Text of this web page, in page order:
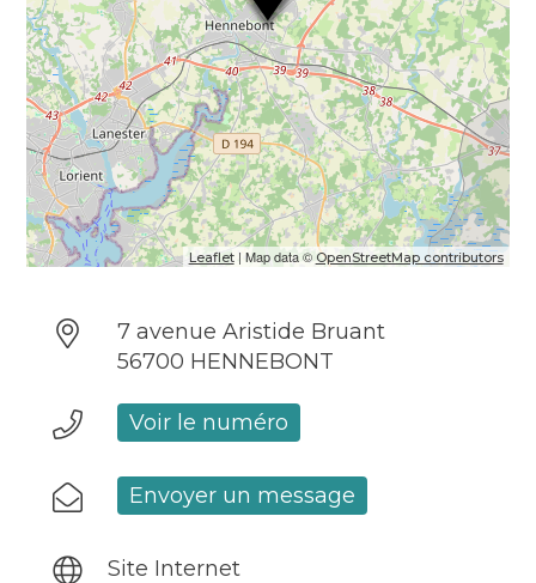
Leaflet| Map data © OpenStreetMap contributors
7 avenue Aristide Bruant
56700 HENNEBONT
Voir le numéro
Envoyer un message
Site Internet